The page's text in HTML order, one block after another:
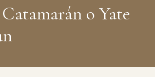
o Yate